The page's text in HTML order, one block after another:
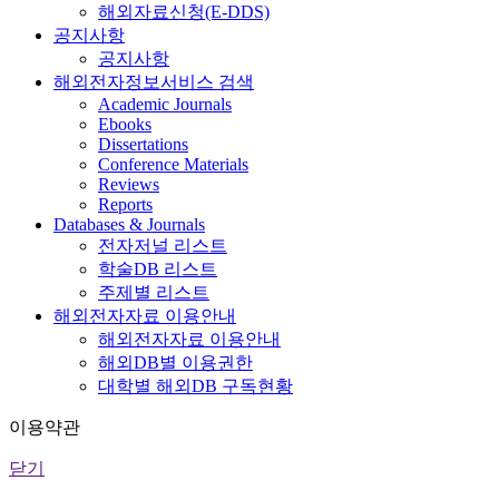
해외자료신청(E-DDS)
공지사항
공지사항
해외전자정보서비스 검색
Academic Journals
Ebooks
Dissertations
Conference Materials
Reviews
Reports
Databases & Journals
전자저널 리스트
학술DB 리스트
주제별 리스트
해외전자자료 이용안내
해외전자자료 이용안내
해외DB별 이용권한
대학별 해외DB 구독현황
이용약관
닫기